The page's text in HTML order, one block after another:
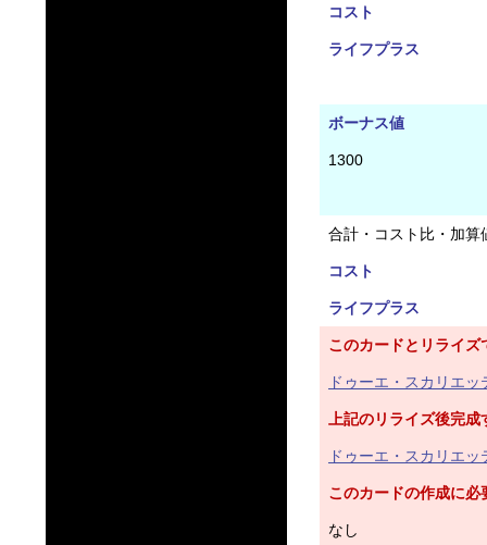
コスト
ライフプラス
ボーナス値
1300
合計・コスト比・加算
コスト
ライフプラス
このカードとリライズ
ドゥーエ・スカリエ
上記のリライズ後完
ドゥーエ・スカリエ
このカードの作成に必
なし